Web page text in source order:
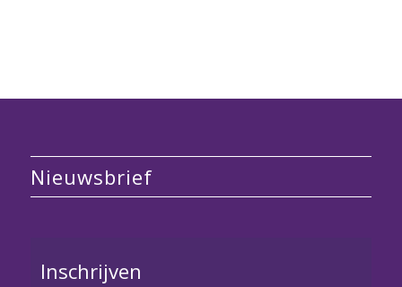
Nieuwsbrief
Inschrijven